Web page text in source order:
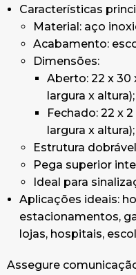
Características
Material: aço
Acabamento:
Dimensões:
Aberto: 22 x
largura x altura);
Fechado: 22 x
largura x altura);
Estrutura
Pega superior
Ideal para
Aplicações ideais:
estacionamentos,
lojas, hospitais,
Assegure